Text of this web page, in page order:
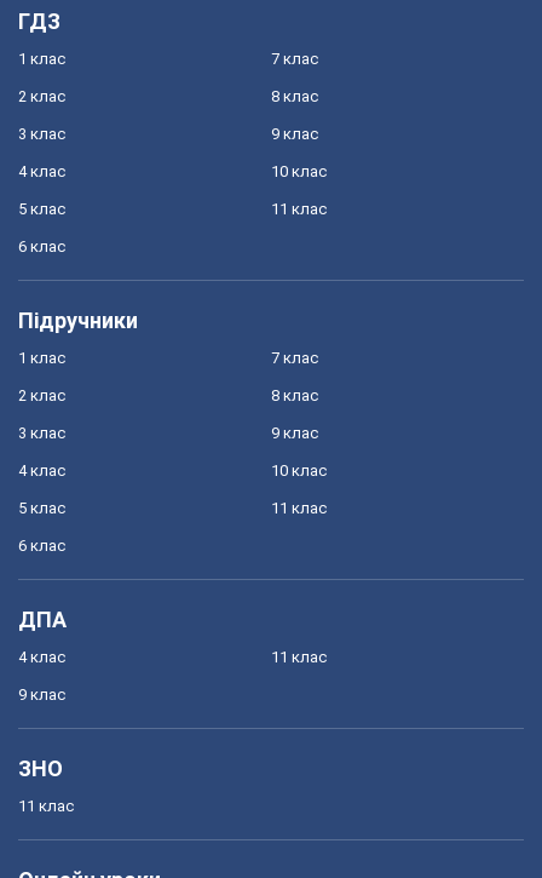
ГДЗ
1 клас
2 клас
3 клас
4 клас
5 клас
6 клас
7 клас
8 клас
9 клас
10 клас
11 клас
Підручники
1 клас
2 клас
3 клас
4 клас
5 клас
6 клас
7 клас
8 клас
9 клас
10 клас
11 клас
ДПА
4 клас
9 клас
11 клас
ЗНО
11 клас